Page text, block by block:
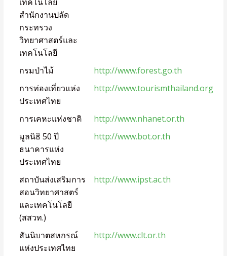
สำนักงานปลัด
กระทรวง
วิทยาศาสตร์และ
เทคโนโลยี
กรมป่าไม้
http://www.forest.go.th
การท่องเที่ยวแห่ง
ประเทศไทย
http://www.tourismthailand.org
การเคหะแห่งชาติ
http://www.nhanet.or.th
มูลนิธิ 50 ปี
ธนาคารแห่ง
ประเทศไทย
http://www.bot.or.th
สถาบันส่งเสริมการ
สอนวิทยาศาสตร์
และเทคโนโลยี
(สสวท.)
http://www.ipst.ac.th
สันนิบาตสหกรณ์
แห่งประเทศไทย
http://www.clt.or.th